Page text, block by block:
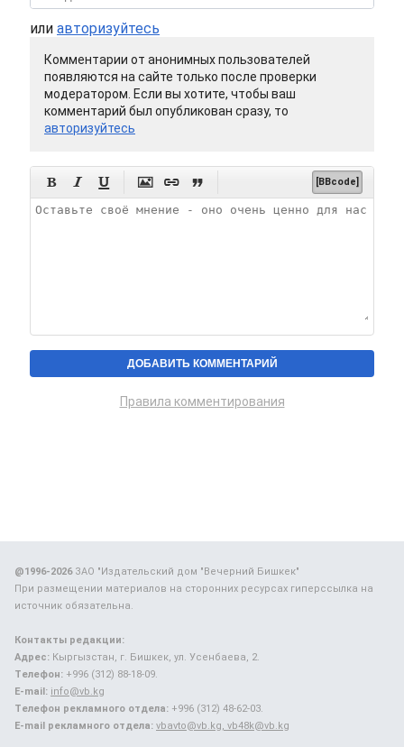
или авторизуйтесь
Комментарии от анонимных пользователей
появляются на сайте только после проверки
модератором. Если вы хотите, чтобы ваш
комментарий был опубликован сразу, то
авторизуйтесь
      [BBcode]
Правила комментирования
@1996-2026ЗАО "Издательский дом "Вечерний Бишкек"
При размещении материалов на сторонних ресурсах гиперссылка на
источник обязательна.
Контакты редакции:
Адрес: Кыргызстан, г. Бишкек, ул. Усенбаева, 2.
Телефон: +996 (312) 88-18-09.
E-mail: info@vb.kg
Телефон рекламного отдела: +996 (312) 48-62-03.
E-mail рекламного отдела: vbavto@vb.kg, vb48k@vb.kg